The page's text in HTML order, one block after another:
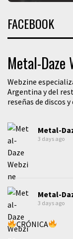
FACEBOOK
Metal-Daze
Webzine
Argentina y del
reseñas de discos
Metal-
3 days ago
Metal-
3 days ago
CRÓNICA